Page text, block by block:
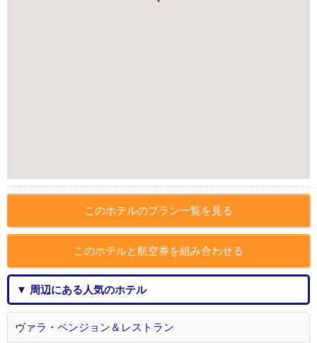
このホテルのプラン一覧を見る
このホテルと航空券を組み合わせる
▼ 周辺にある人気のホテル
ヴァラ・ペンジョン＆レストラン